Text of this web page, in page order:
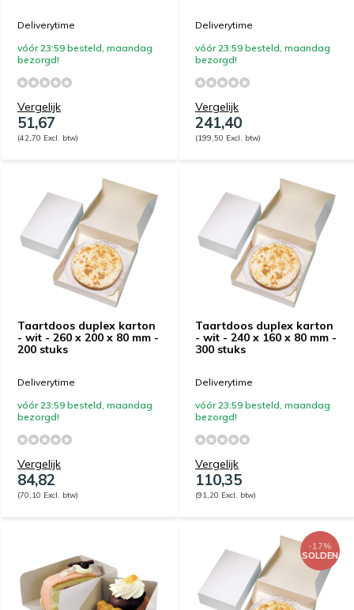
Deliverytime
vóór 23:59 besteld, maandag
bezorgd!
Vergelijk
51,67
(42,70 Excl. btw)
Deliverytime
vóór 23:59 besteld, maandag
bezorgd!
Vergelijk
241,40
(199,50 Excl. btw)
Taartdoos duplex karton
- wit - 260 x 200 x 80 mm -
200 stuks
Deliverytime
vóór 23:59 besteld, maandag
bezorgd!
Vergelijk
84,82
(70,10 Excl. btw)
Taartdoos duplex karton
- wit - 240 x 160 x 80 mm -
300 stuks
Deliverytime
vóór 23:59 besteld, maandag
bezorgd!
Vergelijk
110,35
(91,20 Excl. btw)
-17%
SOLDEN